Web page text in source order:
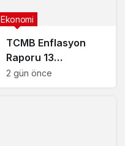
TCMB Enflasyon
Raporu 13
Ağustos’ta
Ekonomi
2 gün önce